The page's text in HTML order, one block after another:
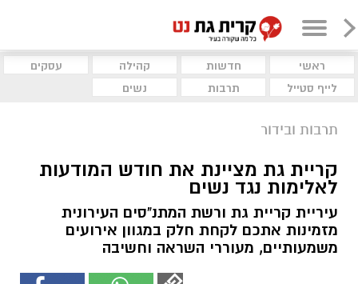
ראשי חדשות קהילה
עסקים
לייף סטייל
תרבות נשים
תרבות ובידור
קריית גת מציינת את חודש המודעות
לאלימות נגד נשים
עיריית קריית גת ורשת המתנ"סים העירונית
מזמינות אתכם לקחת חלק במגוון אירועים
משמעותיים, מעוררי השראה וחשיבה